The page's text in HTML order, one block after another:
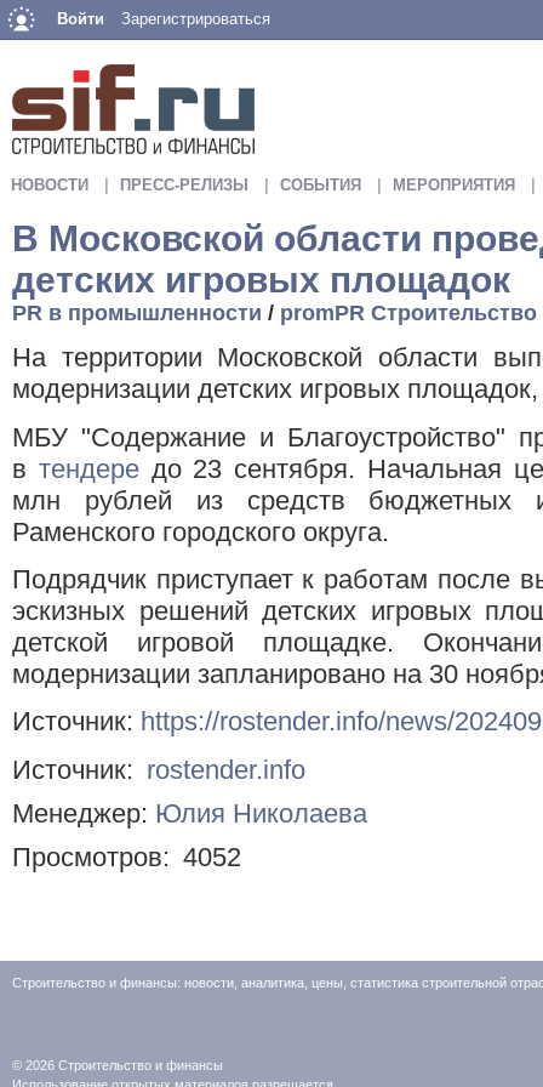
Войти Зарегистрироваться
НОВОСТИ ПРЕСС-РЕЛИЗЫ СОБЫТИЯ МЕРОПРИЯТИЯ
В Московской области
детских игровых площадок
PR в промышленности / promPR Строительство
На территории Московской области
модернизации детских игровых
МБУ "Содержание и Благоустройство"
в тендередо 23 сентября. Начальная
млн рублей из средств бюджетных
Раменского городского округа.
Подрядчик приступает к работам после
эскизных решений детских игровых
детской игровой площадке.
модернизации запланировано на 30
Источник: https://rostender.info/news/
Источник: rostender.info
Менеджер: Юлия Николаева
Просмотров: 4052
Строительство и финансы: новости, аналитика, цены, статистика строительной
© 2026 Строительство и финансы